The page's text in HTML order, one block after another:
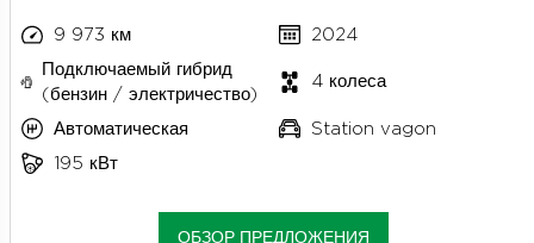
9 973 км
2024
Подключаемый гибрид
(бензин / электричество)
4 колеса
Автоматическая
Station vagon
195 кВт
ОБЗОР ПРЕДЛОЖЕНИЯ